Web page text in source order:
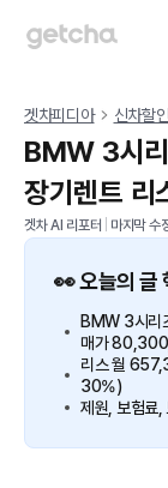
겟차피디아 신차할인
BMW 3시
장기렌트 리
겟차 AI 리포터 마지막 수
👀 오늘의 글
BMW 3시
매가
리스 월
30%)
제원, 보험료,